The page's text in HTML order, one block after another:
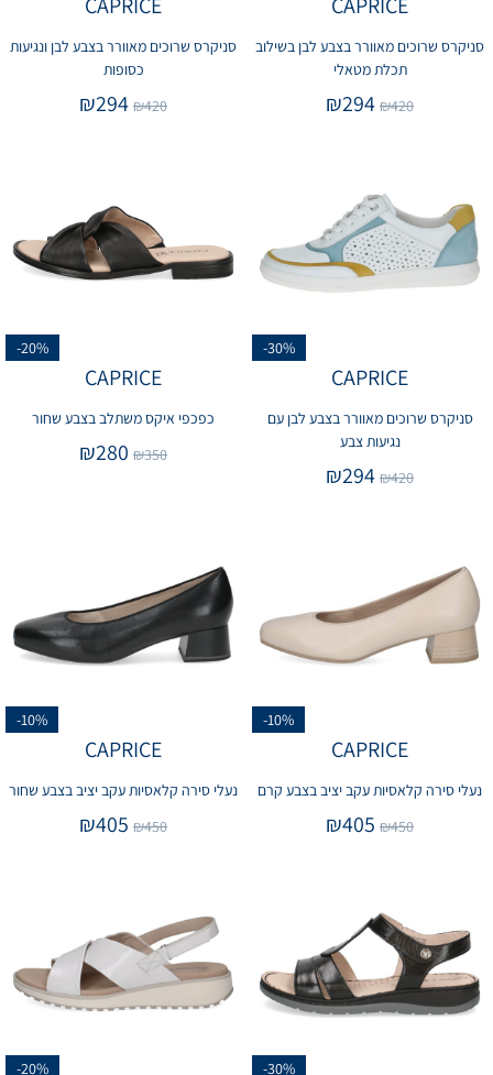
סניקרס שרוכים מאוורר בצבע לבן בשילוב
תכלת מטאלי
₪420
₪294
סניקרס שרוכים מאוורר בצבע לבן ונגיעות
כסופות
₪420
₪294
-30%
CAPRICE
סניקרס שרוכים מאוורר בצבע לבן עם
נגיעות צבע
₪420
₪294
-20%
CAPRICE
כפכפי איקס משתלב בצבע שחור
₪350
₪280
-10%
CAPRICE
נעלי סירה קלאסיות עקב יציב בצבע קרם
₪450
₪405
-10%
CAPRICE
נעלי סירה קלאסיות עקב יציב בצבע שחור
₪450
₪405
-30%
-20%